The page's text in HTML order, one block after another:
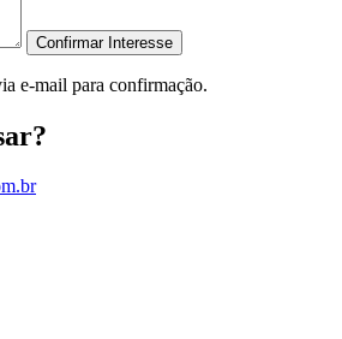
Confirmar Interesse
e-mail para confirmação.